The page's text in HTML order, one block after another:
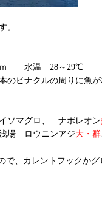
温 28～29℃ 流
のピナクルの周りに魚が
ソマグロ、 ナポレオン
場 ロウニンアジ大・群
で、カレントフックかグ